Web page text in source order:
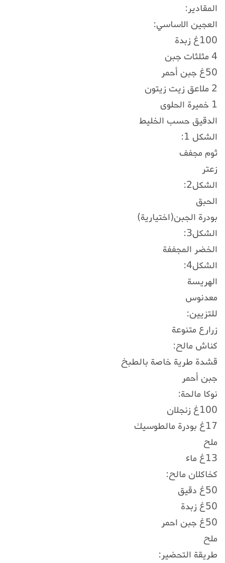
المقادير:
العجين الاساسي:
100غ زبدة
4 مثلثات جبن
50غ جبن أحمر
2 ملاعق زيت زيتون
1 خميرة الحلوى
الدقيق حسب الخليط
الشكل 1:
ثوم مجفف
زعتر
الشكل2:
الحبق
بودرة الجبن(اختيارية)
الشكل3:
الخضر المجففة
الشكل4:
الهريسة
معدنوس
للتزيين:
زرارع متنوعة
كناش مالح:
قشدة طرية خاصة بالطبخ
جبن أحمر
نوكا مالحة:
100غ زنجلان
17غ بودرة مالطوسيك
ملح
13غ ماء
كخاكلان مالح:
50غ دقيق
50غ زبدة
50غ جبن احمر
ملح
طريقة التحضير: